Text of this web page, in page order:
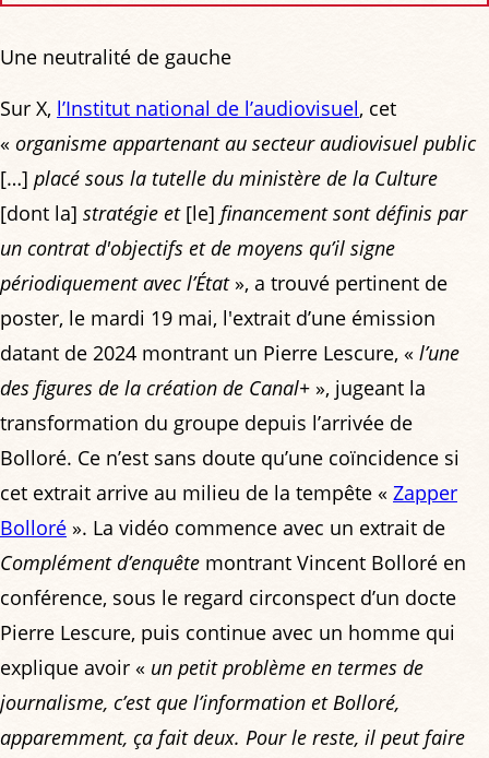
Une neutralité de gauche
Sur X, l’Institut national de l’audiovisuel, cet
« organisme appartenant au secteur audiovisuel public
[…] placé sous la tutelle du ministère de la Culture
[dont la] stratégie et[le] financement sont définis par
un contrat d'objectifs et de moyens qu’il signe
périodiquement avec l’État», a trouvé pertinent de
poster, le mardi 19 mai, l'extrait d’une émission
datant de 2024 montrant un Pierre Lescure, « l’une
des figures de la création de Canal+ », jugeant la
transformation du groupe depuis l’arrivée de
Bolloré. Ce n’est sans doute qu’une coïncidence si
cet extrait arrive au milieu de la tempête « Zapper
Bolloré ». La vidéo commence avec un extrait de
Complément d’enquête montrant Vincent Bolloré en
conférence, sous le regard circonspect d’un docte
Pierre Lescure, puis continue avec un homme qui
explique avoir « un petit problème en termes de
journalisme, c’est que l’information et Bolloré,
apparemment, ça fait deux. Pour le reste, il peut faire